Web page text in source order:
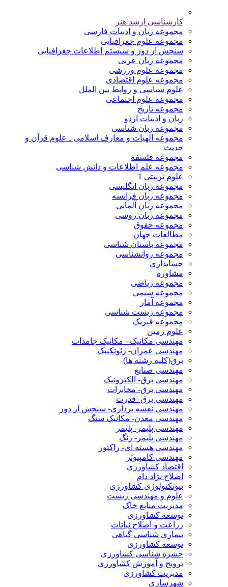
کارشناسی ارشد هنر
مجموعه زبان و ادبیات فارسی
مجموعه علوم جغرافیایی
سنجش از دور و سیستم اطلاعات جغرافیایی
مجموعه زبان عربی
مجموعه علوم ورزشی
مجموعه علوم اقتصادی
علوم سیاسی و روابط بین الملل
مجموعه علوم اجتماعی
مجموعه تاریخ
زبان و ادبیات اردو
مجموعه زبان شناسی
مجموعه الهیات و معارف اسلامی ـ علوم قرآن و
حدیث
مجموعه فلسفه
مجموعه علم اطلاعات و دانش شناسی
علوم تربیتی 1
مجموعه زبان انگلیسی
مجموعه زبان فرانسه
مجموعه زبان آلمانی
مجموعه زبان روسی
مجموعه حقوق
مطالعات جهان
مجموعه باستان شناسی
مجموعه روانشناسی
حسابداری
مشاوره
مجموعه ریاضی
مجموعه شیمی
مجموعه آمار
مجموعه زیست شناسی
مجموعه فیزیک
علوم زمین
مهندسی مکانیک - مکانیک جامدات
مهندسی عمران- ژئوتکنیک
برق(کلیه رشته ها)
مهندسی صنایع
مهندسی برق- الکترونیک
مهندسی برق- مخابرات
مهندسی برق- قدرت
مهندسی نقشه برداری- سنجش از دور
مهندسی معدن- مکانیک سنگ
مهندسی پلیمر- پلیمر
مهندسی پلیمر- رنگ
مهندسی هسته ای- راکتور
مهندسی کامپیوتر
اقتصاد کشاورزی
اصلاح نژاد دام
بیوتکنولوژی کشاورزی
علوم و مهندسی زیست
مدیریت منابع خاک
توسعه کشاورزی
زراعت و اصلاح نباتات
بیماری شناسی گیاهی
توسعه کشاورزی
حشره شناسی کشاورزی
ترویج و آموزش کشاورزی
مدیریت کشاورزی
شهرسازی